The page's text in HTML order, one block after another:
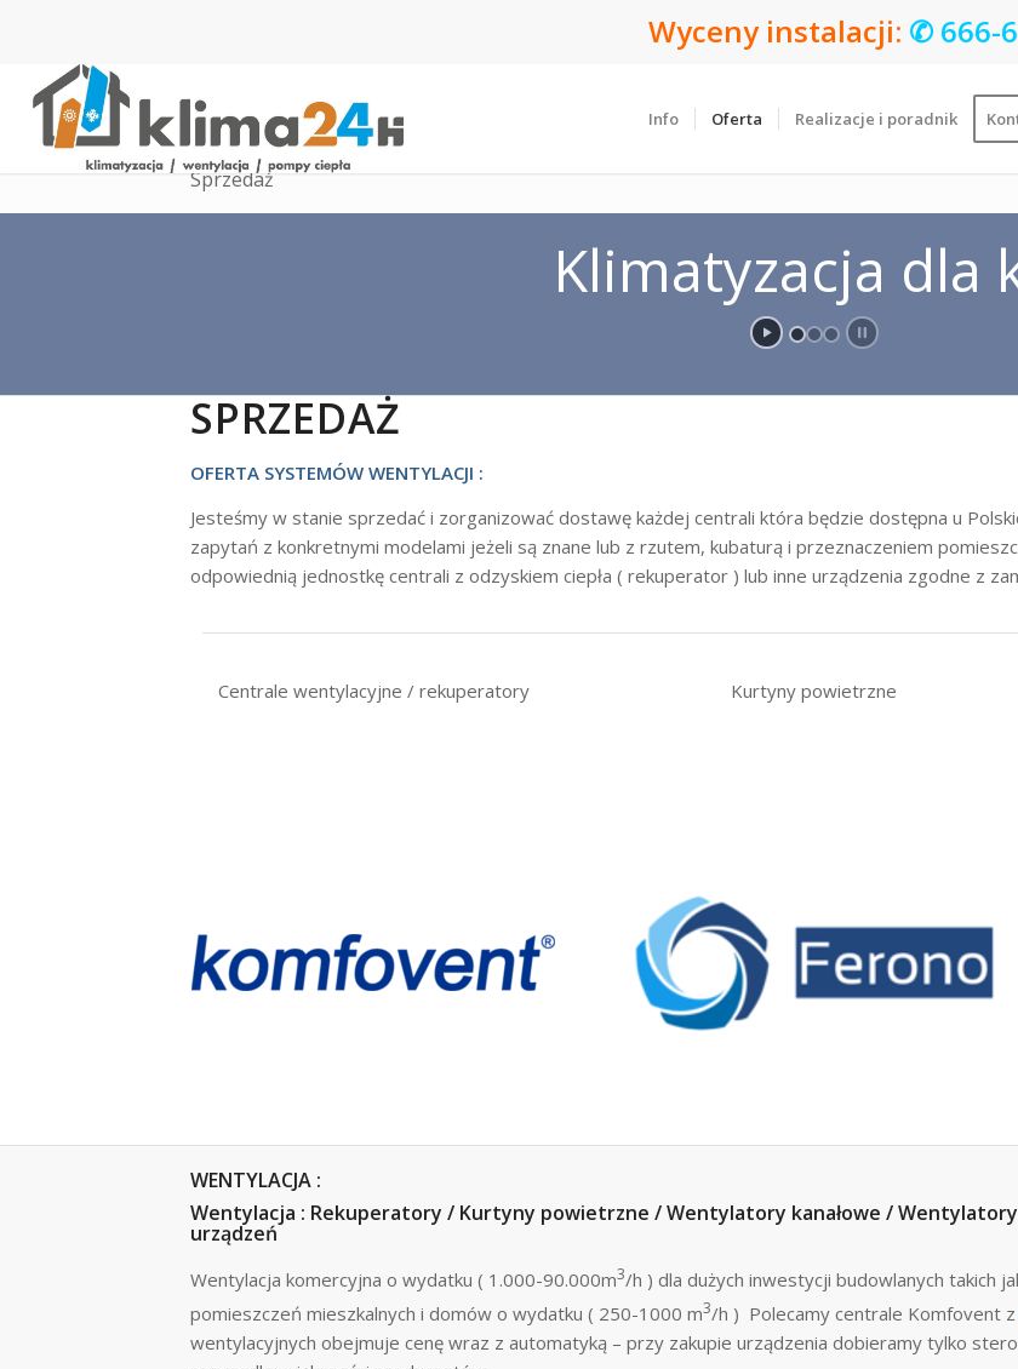
Wyceny instalacji: ✆ 666-
Info Oferta Realizacje i poradnik
Sprzedaż
Klimatyzacja dla
SPRZEDAŻ
OFERTA SYSTEMÓW WENTYLACJI :
Jesteśmy w stanie sprzedać i zorganizować dostawę każdej centrali która będzie dostępna u
zapytań z konkretnymi modelami jeżeli są znane lub z rzutem, kubaturą i przeznaczeniem
odpowiednią jednostkę centrali z odzyskiem ciepła ( rekuperator ) lub inne urządzenia zgodne z
Centrale wentylacyjne / rekuperatory Kurtyny powietrzne
WENTYLACJA :
Wentylacja : Rekuperatory / Kurtyny powietrzne / Wentylatory kanałowe /
urządzeń
Wentylacja komercyjna o wydatku ( 1.000-90.000m3/h ) dla dużych inwestycji budowlanych takich
pomieszczeń mieszkalnych i domów o wydatku ( 250-1000 m3/h ) Polecamy centrale Komfovent z
wentylacyjnych obejmuje cenę wraz z automatyką – przy zakupie urządzenia dobieramy tylko